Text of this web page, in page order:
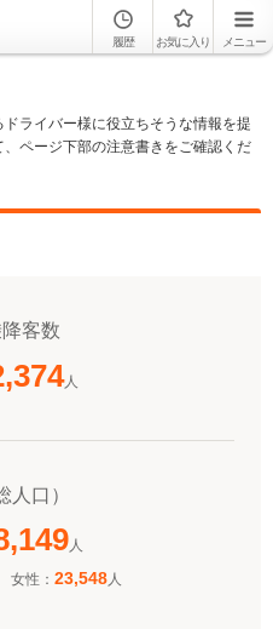
履歴 お気に入り メニュー
ライバー様に役立ちそうな情報を提
ページ下部の注意書きをご確認くだ
客数
人
人口）
人
女性： 23,548人